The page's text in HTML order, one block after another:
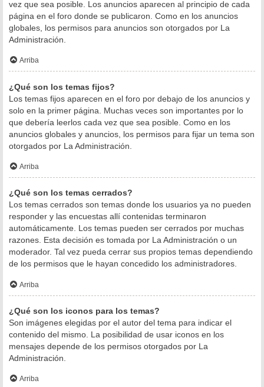
vez que sea posible. Los anuncios aparecen al principio de cada
página en el foro donde se publicaron. Como en los anuncios
globales, los permisos para anuncios son otorgados por La
Administración.
Arriba
¿Qué son los temas fijos?
Los temas fijos aparecen en el foro por debajo de los anuncios y
solo en la primer página. Muchas veces son importantes por lo
que debería leerlos cada vez que sea posible. Como en los
anuncios globales y anuncios, los permisos para fijar un tema son
otorgados por La Administración.
Arriba
¿Qué son los temas cerrados?
Los temas cerrados son temas donde los usuarios ya no pueden
responder y las encuestas allí contenidas terminaron
automáticamente. Los temas pueden ser cerrados por muchas
razones. Esta decisión es tomada por La Administración o un
moderador. Tal vez pueda cerrar sus propios temas dependiendo
de los permisos que le hayan concedido los administradores.
Arriba
¿Qué son los iconos para los temas?
Son imágenes elegidas por el autor del tema para indicar el
contenido del mismo. La posibilidad de usar iconos en los
mensajes depende de los permisos otorgados por La
Administración.
Arriba